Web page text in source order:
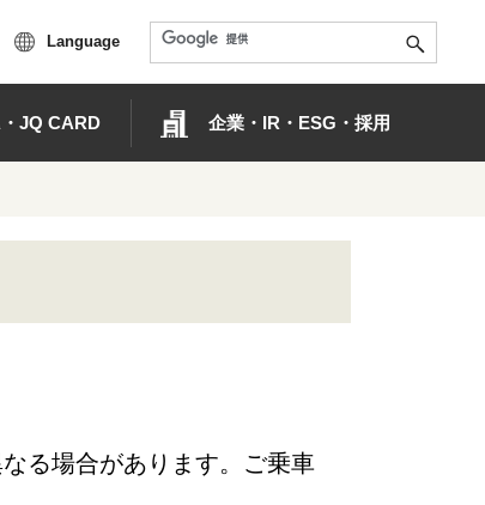
Language
JQ CARD 企業・IR・ESG・採用
る場合があります。ご乗車